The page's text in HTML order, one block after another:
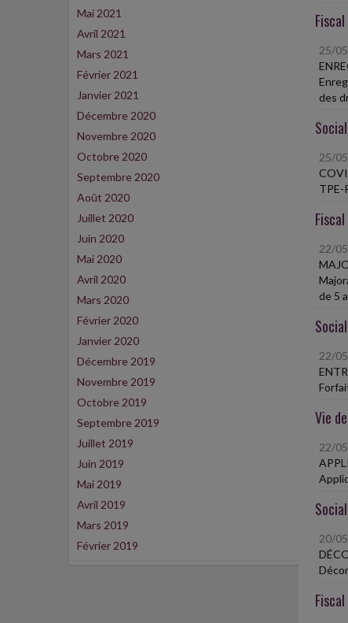
Mai 2021
Avril 2021
Mars 2021
Février 2021
Janvier 2021
Décembre 2020
Novembre 2020
Octobre 2020
Septembre 2020
Août 2020
Juillet 2020
Juin 2020
Mai 2020
Avril 2020
Mars 2020
Février 2020
Janvier 2020
Décembre 2019
Novembre 2019
Octobre 2019
Septembre 2019
Juillet 2019
Juin 2019
Mai 2019
Avril 2019
Mars 2019
Février 2019
Fiscal
25/
des
Social
25/
TPE-
Fiscal
22/
de 5
Social
22/
Vie
22/
Social
20/
Fiscal